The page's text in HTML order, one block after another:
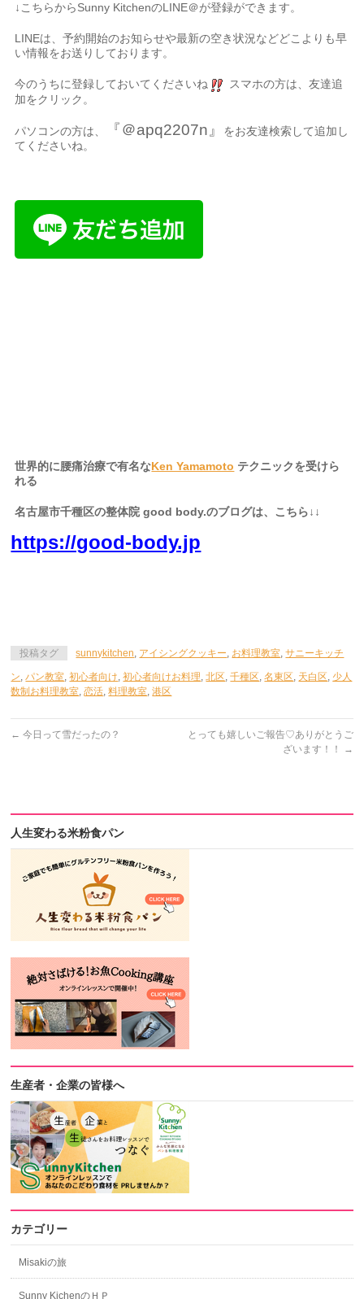
↓こちらからSunny KitchenのLINE＠が登録ができます。
LINEは、予約開始のお知らせや最新の空き状況などどこよりも早
い情報をお送りしております。
今のうちに登録しておいてくださいね
スマホの方は、友達追
加をクリック。
パソコンの方は、 『＠apq2207n』
をお友達検索して追加し
てくださいね。
世界的に腰痛治療で有名なKen Yamamoto テクニックを受けら
れる
名古屋市千種区の整体院 good body.のブログは、こちら↓↓
https://good-body.jp
投稿タグ sunnykitchen アイシングクッキー お料理教室 ,サニーキッチ
ン パン教室 ,初心者向け ,初心者向けお料理 ,北区 ,千種区 ,名東区 天白区 少人
数制お料理教室 ,恋活 ,料理教室 ,港区
← 今日って雪だったの？
とっても嬉しいご報告♡ありがとうご
ざいます！！
→
人生変わる米粉食パン
生産者・企業の皆様へ
カテゴリー
Misakiの旅
Sunny KichenのＨＰ